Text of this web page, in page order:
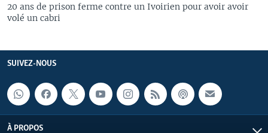
20 ans de prison ferme contre un Ivoirien pour avoir avoir
volé un cabri
SUIVEZ-NOUS
À PROPOS